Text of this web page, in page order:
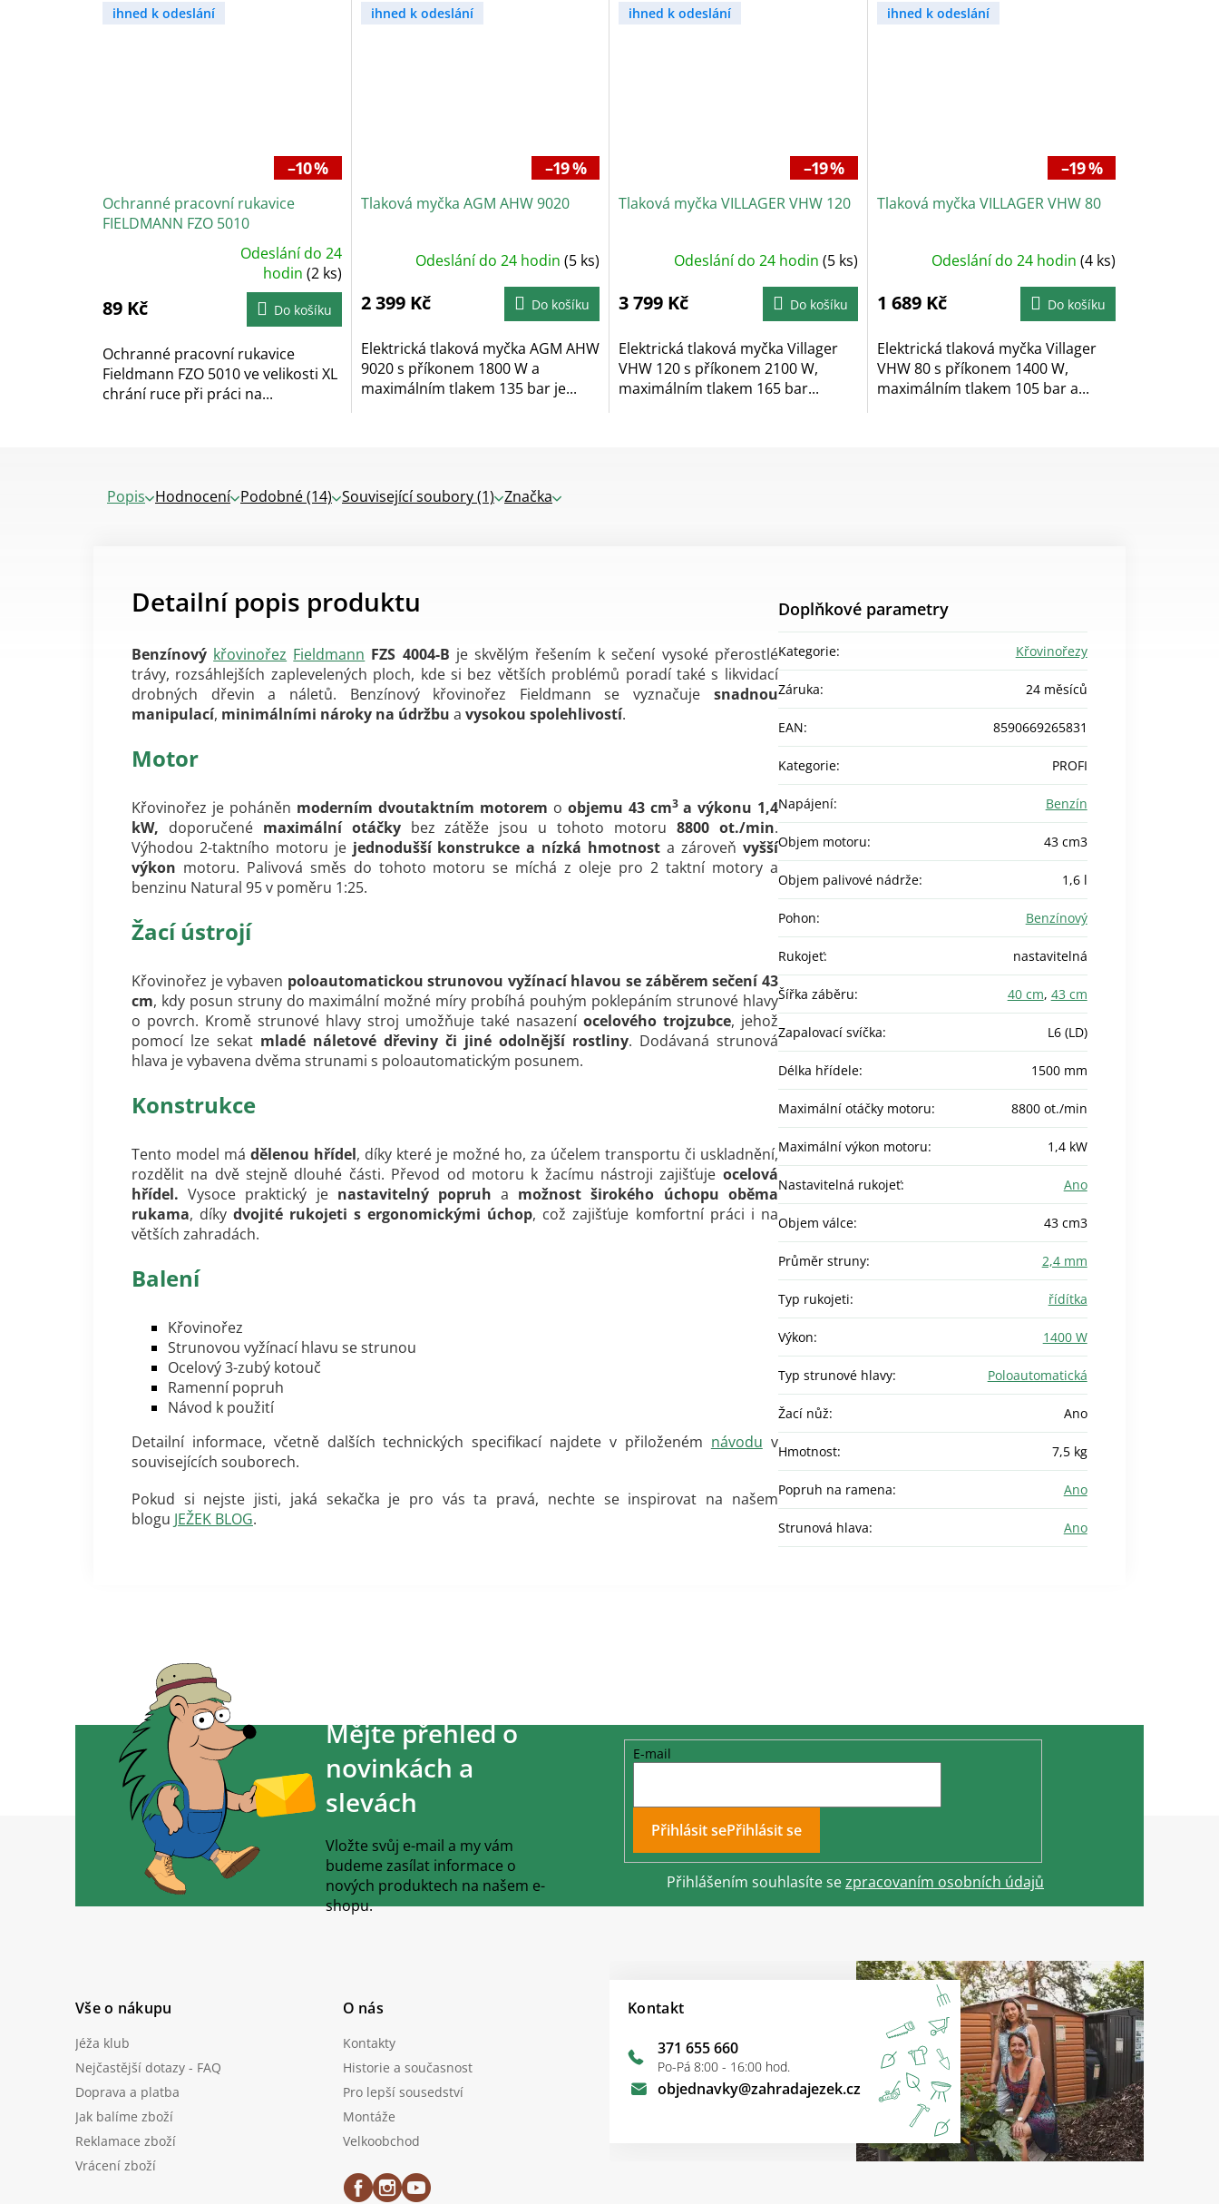
ihned k odeslání
–10 %
Ochranné pracovní rukavice
FIELDMANN FZO 5010
5,0
z
Odeslání do 24
hodin (2 ks)
89 Kč Do košíku
Ochranné pracovní rukavice
Fieldmann FZO 5010 ve velikosti XL
chrání ruce při práci na...
ihned k odeslání
–19 %
Tlaková myčka AGM AHW 9020
Odeslání do 24 hodin (5 ks)
2 399 Kč Do košíku
Elektrická tlaková myčka AGM AHW
9020 s příkonem 1800 W a
maximálním tlakem 135 bar je...
ihned k odeslání
–19 %
Tlaková myčka VILLAGER VHW 120
Odeslání do 24 hodin (5 ks)
3 799 Kč Do košíku
Elektrická tlaková myčka Villager
VHW 120 s příkonem 2100 W,
maximálním tlakem 165 bar...
ihned k odeslání
–19 %
Tlaková myčka VILLAGER VHW 80
Odeslání do 24 hodin (4 ks)
1 689 Kč Do košíku
Elektrická tlaková myčka Villager
VHW 80 s příkonem 1400 W,
maximálním tlakem 105 bar a...
Popis Podobné (14) Související soubory (1)
Hodnocení Značka
Detailní popis produktu
Benzínový křovinořez Fieldmann FZS 4004-B je skvělým řešením k sečení vysoké přerostlé
trávy, rozsáhlejších zaplevelených ploch, kde si bez větších problémů poradí také s likvidací
drobných dřevin a náletů. Benzínový křovinořez Fieldmann se vyznačuje snadnou
manipulací, minimálními nároky na údržbu a vysokou spolehlivostí.
Motor
Křovinořez je poháněn moderním dvoutaktním motorem o objemu 43 cm3 a výkonu 1,4
kW, doporučené maximální otáčkybez zátěže jsou u tohoto motoru 8800 ot./min.
Výhodou 2-taktního motoru je jednodušší konstrukce a nízká hmotnost a zároveň vyšší
výkon motoru. Palivová směs do tohoto motoru se míchá z oleje pro 2 taktní motory a
benzinu Natural 95 v poměru 1:25.
Žací ústrojí
Křovinořez je vybaven poloautomatickou strunovou vyžínací hlavou se záběrem sečení 43
cm, kdy posun struny do maximální možné míry probíhá pouhým poklepáním strunové hlavy
o povrch. Kromě strunové hlavy stroj umožňuje také nasazeníocelového trojzubce, jehož
pomocí lze sekat mladé náletové dřeviny či jiné odolnější rostliny. Dodávaná strunová
hlava je vybavena dvěma strunami s poloautomatickým posunem.
Konstrukce
Tento model má dělenou hřídel, díky které je možné ho, za účelem transportu či uskladnění,
rozdělit na dvě stejně dlouhé části. Převod od motoru k žacímu nástroji zajišťuje ocelová
hřídel.Vysoce praktický je nastavitelný popruh a možnost širokého úchopu oběma
rukama, díkydvojité rukojeti s ergonomickými úchop, což zajišťuje komfortní práci i na
větších zahradách.
Balení
Křovinořez
Strunovou vyžínací hlavu se strunou
Ocelový 3-zubý kotouč
Ramenní popruh
Návod k použití
Detailní informace, včetně dalších technických specifikací najdete v přiloženém návodu v
souvisejících souborech.
Pokud si nejste jisti, jaká sekačka je pro vás ta pravá, nechte se inspirovat na našem
blogu JEŽEK BLOG.
Doplňkové parametry
Kategorie: Křovinořezy
Záruka: 24 měsíců
EAN: 8590669265831
Kategorie: PROFI
Napájení: Benzín
Objem motoru: 43 cm3
Objem palivové nádrže: 1,6 l
Pohon: Benzínový
Rukojeť: nastavitelná
Šířka záběru: 40 cm, 43 cm
Zapalovací svíčka: L6 (LD)
Délka hřídele: 1500 mm
Maximální otáčky motoru: 8800 ot./min
Maximální výkon motoru: 1,4 kW
Nastavitelná rukojeť: Ano
Objem válce: 43 cm3
Průměr struny: 2,4 mm
Typ rukojeti: řídítka
Výkon: 1400 W
Typ strunové hlavy: Poloautomatická
Žací nůž: Ano
Hmotnost: 7,5 kg
Popruh na ramena: Ano
Strunová hlava: Ano
Mějte přehled o
novinkách a
slevách
Vložte svůj e-mail a my vám
budeme zasílat informace o
nových produktech na našem e-
shopu.
E-mail
Přihlásit se
Přihlášením souhlasíte sezpracovaním osobních údajů
Vše o nákupu
Jéža klub
Nejčastější dotazy - FAQ
Doprava a platba
Jak balíme zboží
Reklamace zboží
Vrácení zboží
O nás
Kontakty
Historie a současnost
Pro lepší sousedství
Montáže
Velkoobchod
Kontakt
objednavky@zahradajezek.cz
371 655 660
Po-Pá 8:00 - 16:00 hod.